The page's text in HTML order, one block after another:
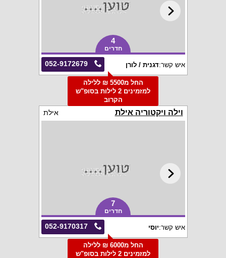
4
חדרים
052-9172679 איש קשר:דגנית / לורן
החל מ5500 ₪ ללילה
למזמינים 2 לילות בסופ"ש
הקרוב
וילה ויקטוריה אילת אילת
7
חדרים
052-9170317 איש קשר:יוסי
החל מ6000 ₪ ללילה
למזמינים 2 לילות בסופ"ש